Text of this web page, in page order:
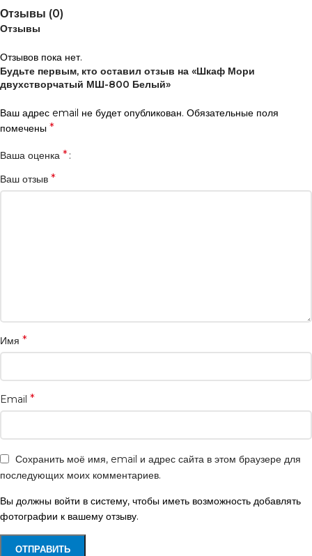
Отзывы (0)
Отзывы
Отзывов пока нет.
Будьте первым, кто оставил отзыв на «Шкаф Мори
двухстворчатый МШ-800 Белый»
Ваш адрес email не будет опубликован. Обязательные поля
помечены *
Ваша оценка *
Ваш отзыв *
Имя *
Email *
Сохранить моё имя, email и адрес сайта в этом браузере для
последующих моих комментариев.
Вы должны войти в систему, чтобы иметь возможность добавлять
фотографии к вашему отзыву.